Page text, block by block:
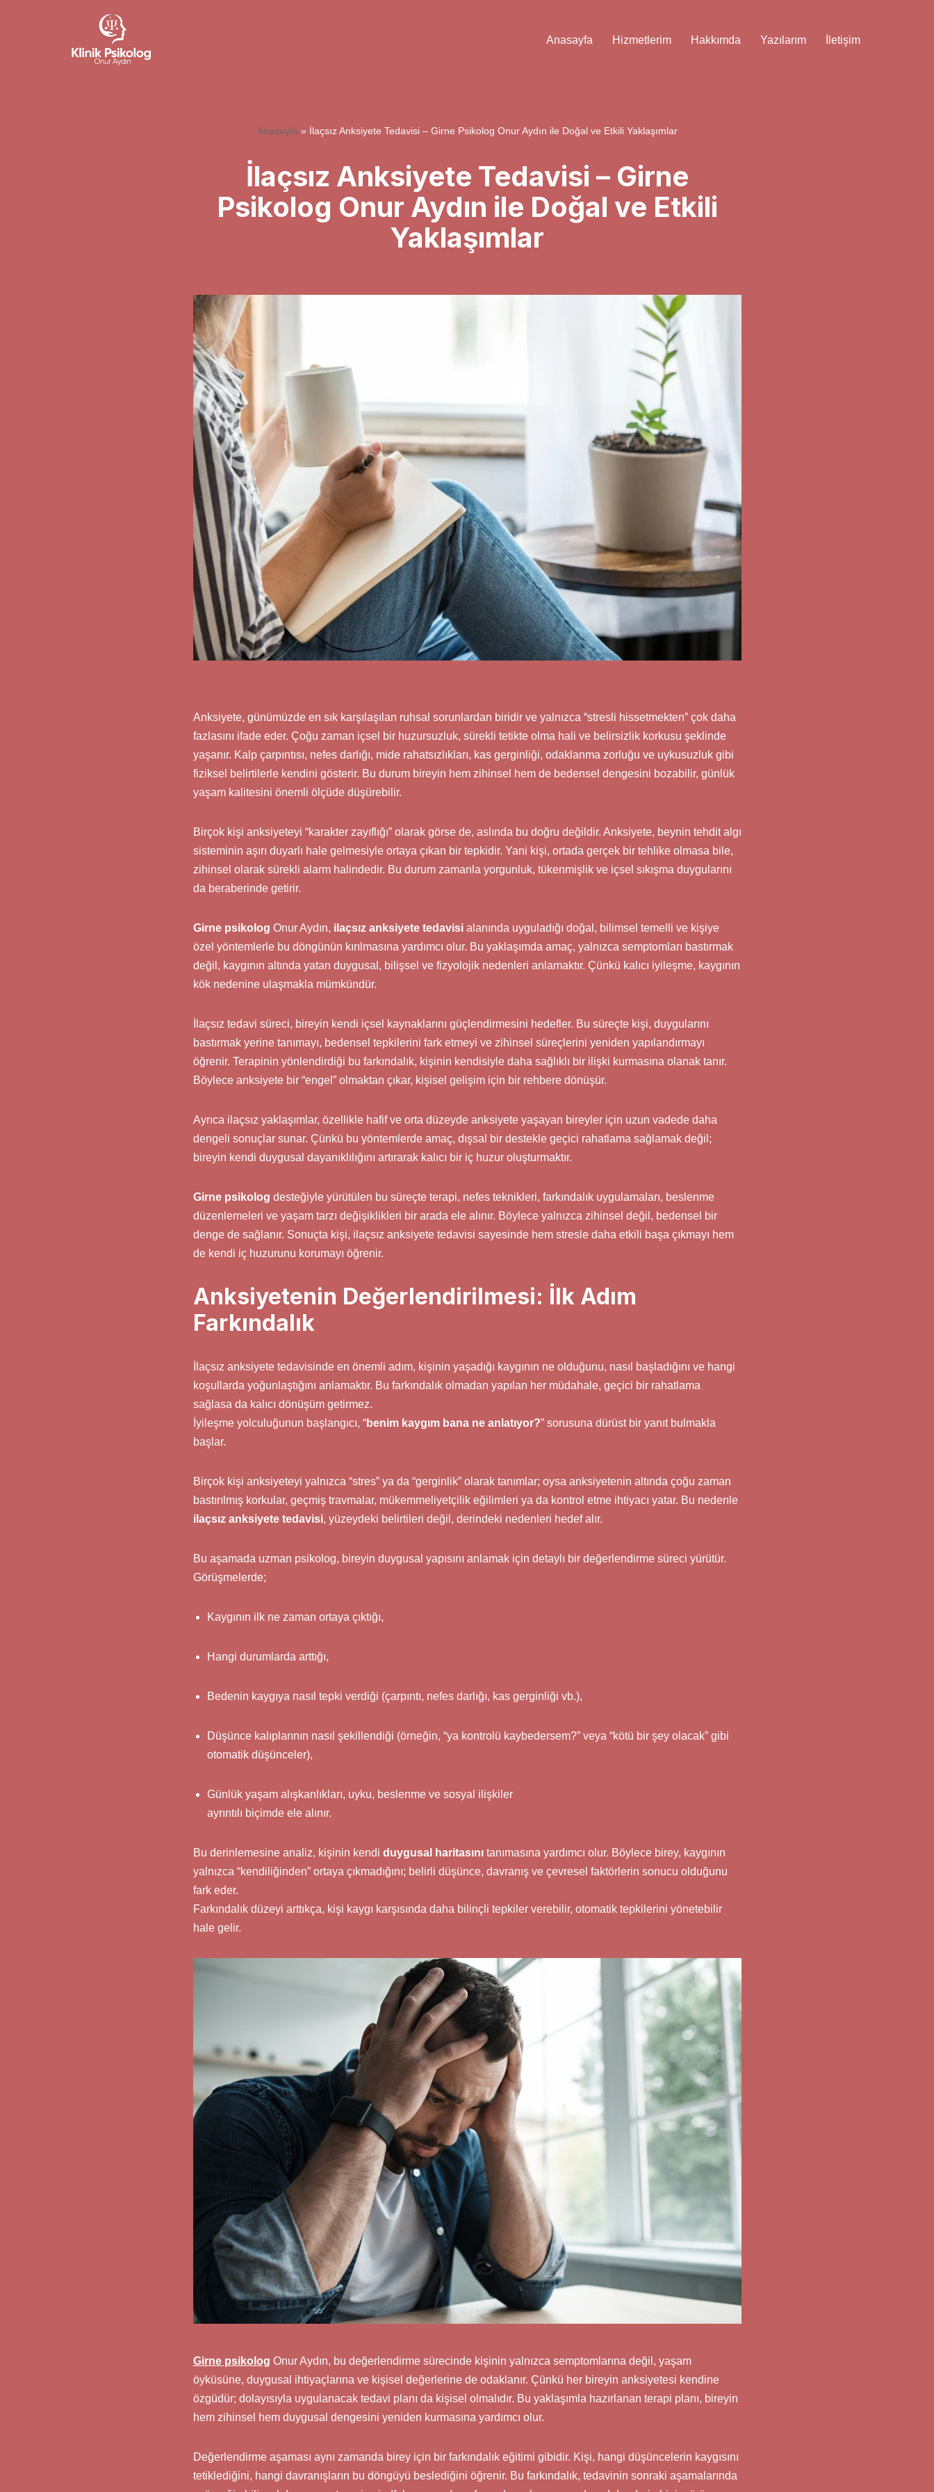
Anasayfa Hizmetlerim Hakkımda Yazılarım İletişim
Anasayfa » İlaçsız Anksiyete Tedavisi – Girne Psikolog Onur Aydın ile Doğal ve Etkili Yaklaşımlar
İlaçsız Anksiyete Tedavisi – Girne
Psikolog Onur Aydın ile Doğal ve Etkili
Yaklaşımlar
Anksiyete, günümüzde en sık karşılaşılan ruhsal sorunlardan biridir ve yalnızca “stresli hissetmekten” çok daha
fazlasını ifade eder. Çoğu zaman içsel bir huzursuzluk, sürekli tetikte olma hali ve belirsizlik korkusu şeklinde
yaşanır. Kalp çarpıntısı, nefes darlığı, mide rahatsızlıkları, kas gerginliği, odaklanma zorluğu ve uykusuzluk gibi
fiziksel belirtilerle kendini gösterir. Bu durum bireyin hem zihinsel hem de bedensel dengesini bozabilir, günlük
yaşam kalitesini önemli ölçüde düşürebilir.
Birçok kişi anksiyeteyi “karakter zayıflığı” olarak görse de, aslında bu doğru değildir. Anksiyete, beynin tehdit algı
sisteminin aşırı duyarlı hale gelmesiyle ortaya çıkan bir tepkidir. Yani kişi, ortada gerçek bir tehlike olmasa bile,
zihinsel olarak sürekli alarm halindedir. Bu durum zamanla yorgunluk, tükenmişlik ve içsel sıkışma duygularını
da beraberinde getirir.
Girne psikolog Onur Aydın, ilaçsız anksiyete tedavisialanında uyguladığı doğal, bilimsel temelli ve kişiye
özel yöntemlerle bu döngünün kırılmasına yardımcı olur. Bu yaklaşımda amaç, yalnızca semptomları bastırmak
değil, kaygının altında yatan duygusal, bilişsel ve fizyolojik nedenleri anlamaktır. Çünkü kalıcı iyileşme, kaygının
kök nedenine ulaşmakla mümkündür.
İlaçsız tedavi süreci, bireyin kendi içsel kaynaklarını güçlendirmesini hedefler. Bu süreçte kişi, duygularını
bastırmak yerine tanımayı, bedensel tepkilerini fark etmeyi ve zihinsel süreçlerini yeniden yapılandırmayı
öğrenir. Terapinin yönlendirdiği bu farkındalık, kişinin kendisiyle daha sağlıklı bir ilişki kurmasına olanak tanır.
Böylece anksiyete bir “engel” olmaktan çıkar, kişisel gelişim için bir rehbere dönüşür.
Ayrıca ilaçsız yaklaşımlar, özellikle hafif ve orta düzeyde anksiyete yaşayan bireyler için uzun vadede daha
dengeli sonuçlar sunar. Çünkü bu yöntemlerde amaç, dışsal bir destekle geçici rahatlama sağlamak değil;
bireyin kendi duygusal dayanıklılığını artırarak kalıcı bir iç huzur oluşturmaktır.
Girne psikolog desteğiyle yürütülen bu süreçte terapi, nefes teknikleri, farkındalık uygulamaları, beslenme
düzenlemeleri ve yaşam tarzı değişiklikleri bir arada ele alınır. Böylece yalnızca zihinsel değil, bedensel bir
denge de sağlanır. Sonuçta kişi, ilaçsız anksiyete tedavisi sayesinde hem stresle daha etkili başa çıkmayı hem
de kendi iç huzurunu korumayı öğrenir.
Anksiyetenin Değerlendirilmesi: İlk Adım
Farkındalık
İlaçsız anksiyete tedavisinde en önemli adım, kişinin yaşadığı kaygının ne olduğunu, nasıl başladığını ve hangi
koşullarda yoğunlaştığını anlamaktır. Bu farkındalık olmadan yapılan her müdahale, geçici bir rahatlama
sağlasa da kalıcı dönüşüm getirmez.
İyileşme yolculuğunun başlangıcı, “benim kaygım bana ne anlatıyor?” sorusuna dürüst bir yanıt bulmakla
başlar.
Birçok kişi anksiyeteyi yalnızca “stres” ya da “gerginlik” olarak tanımlar; oysa anksiyetenin altında çoğu zaman
bastırılmış korkular, geçmiş travmalar, mükemmeliyetçilik eğilimleri ya da kontrol etme ihtiyacı yatar. Bu nedenle
ilaçsız anksiyete tedavisi, yüzeydeki belirtileri değil, derindeki nedenleri hedef alır.
Bu aşamada uzman psikolog, bireyin duygusal yapısını anlamak için detaylı bir değerlendirme süreci yürütür.
Görüşmelerde;
Kaygının ilk ne zaman ortaya çıktığı,
Hangi durumlarda arttığı,
Bedenin kaygıya nasıl tepki verdiği (çarpıntı, nefes darlığı, kas gerginliği vb.),
Düşünce kalıplarının nasıl şekillendiği (örneğin, “ya kontrolü kaybedersem?” veya “kötü bir şey olacak” gibi
otomatik düşünceler),
Günlük yaşam alışkanlıkları, uyku, beslenme ve sosyal ilişkiler
ayrıntılı biçimde ele alınır.
Bu derinlemesine analiz, kişinin kendi duygusal haritasınıtanımasına yardımcı olur. Böylece birey, kaygının
yalnızca “kendiliğinden” ortaya çıkmadığını; belirli düşünce, davranış ve çevresel faktörlerin sonucu olduğunu
fark eder.
Farkındalık düzeyi arttıkça, kişi kaygı karşısında daha bilinçli tepkiler verebilir, otomatik tepkilerini yönetebilir
hale gelir.
Girne psikolog Onur Aydın, bu değerlendirme sürecinde kişinin yalnızca semptomlarına değil, yaşam
öyküsüne, duygusal ihtiyaçlarına ve kişisel değerlerine de odaklanır. Çünkü her bireyin anksiyetesi kendine
özgüdür; dolayısıyla uygulanacak tedavi planı da kişisel olmalıdır. Bu yaklaşımla hazırlanan terapi planı, bireyin
hem zihinsel hem duygusal dengesini yeniden kurmasına yardımcı olur.
Değerlendirme aşaması aynı zamanda birey için bir farkındalık eğitimi gibidir. Kişi, hangi düşüncelerin kaygısını
tetiklediğini, hangi davranışların bu döngüyü beslediğini öğrenir. Bu farkındalık, tedavinin sonraki aşamalarında